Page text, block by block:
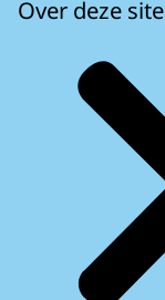
Over deze site